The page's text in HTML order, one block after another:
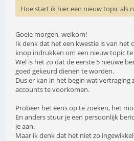
Hoe start ik hier een nieuw topic als
Goeie morgen, welkom!
Ik denk dat het een kwestie is van het
knop indrukken om een nieuw topic
Wel is het zo dat de eerste 5 nieuwe
goed gekeurd dienen te worden.
Dus er kan in het begin wat vertraging
accounts te voorkomen.
Probeer het eens op te zoeken, het
En anders stuur je een persoonlijk
je aan.
Maar ik denk dat het niet zo